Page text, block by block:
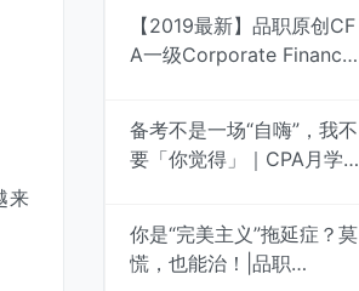
来
【2019最新】品职原创CF
A一级Corporate Finance
备考不是一场“自嗨”，我不
要「你觉得」｜CPA月学月
你是“完美主义”拖延症？莫
慌，也能治！|品职